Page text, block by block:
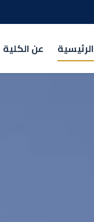
الرئيسية عن الكلية